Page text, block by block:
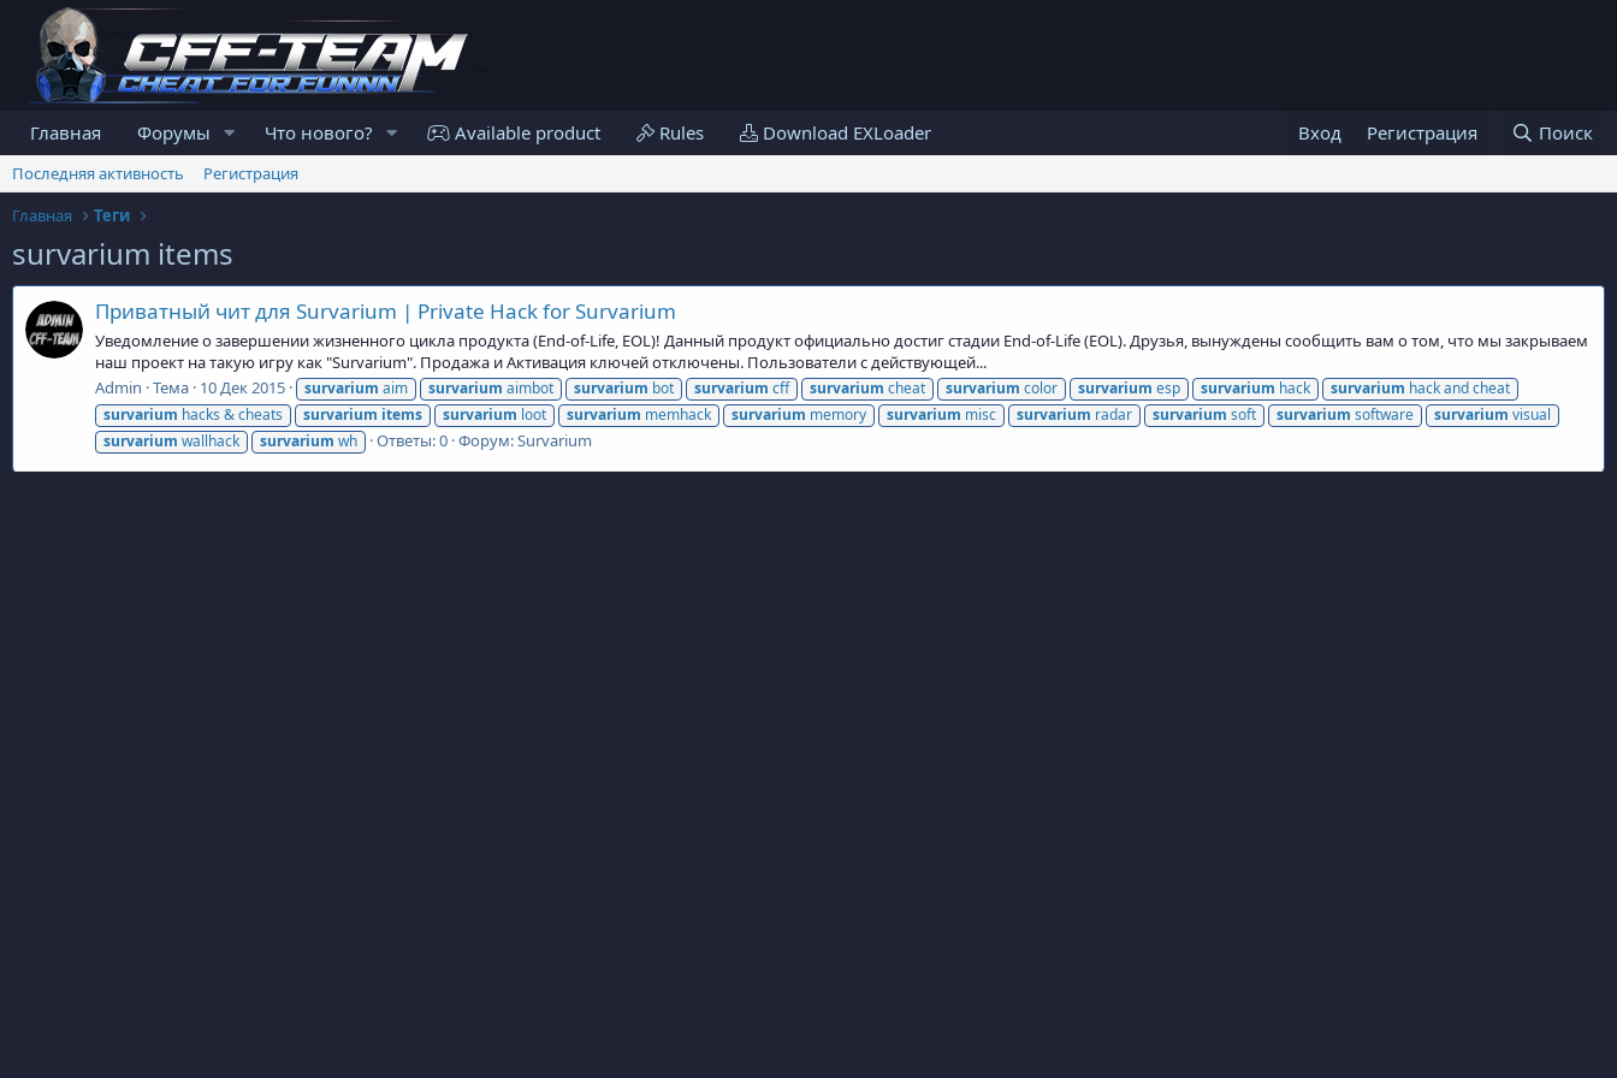
Главная Форумы Что нового? Available product Rules Download EXLoader Вход Регистрация Поиск
Последняя активность
Регистрация
Главная
Теги
survarium items
Приватный чит для Survarium | Private Hack for Survarium
Уведомление о завершении жизненного цикла продукта (End-of-Life, EOL)! Данный продукт официально достиг стадии End-of-Life (EOL). Друзья, вынуждены сообщить вам о том, что мы закрываем
наш проект на такую игру как "Survarium". Продажа и Активация ключей отключены. Пользователи с действующей...
Admin Тема 10 Дек 2015 survarium aim survarium aimbot survarium bot survarium cff survarium cheat survarium color survarium esp survarium hack survarium hack and cheat
survarium hacks & cheats survarium items survarium loot survarium memhack survarium memory survarium misc survarium radar survarium soft survarium software survarium visual
survarium wallhack survarium wh Ответы: 0 Форум:Survarium